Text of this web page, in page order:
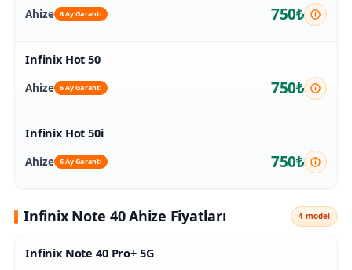
Ahize 6 Ay Garanti 750₺
Infinix Hot 50
Ahize 6 Ay Garanti 750₺
Infinix Hot 50i
Ahize 6 Ay Garanti 750₺
Infinix Note 40 Ahize Fiyatları 4 model
Infinix Note 40 Pro+ 5G